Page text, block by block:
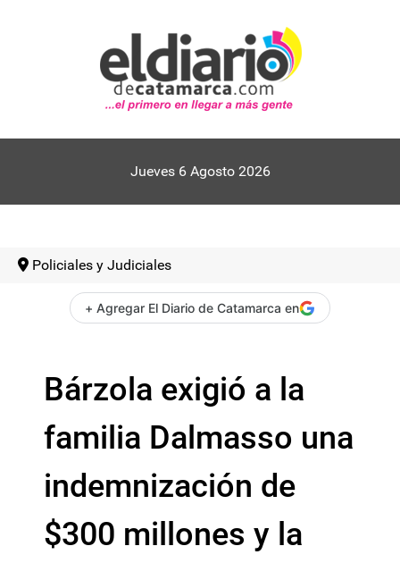
Jueves 6 Agosto 2026
Policiales y Judiciales
+ Agregar El Diario de Catamarca en
Bárzola exigió a la
familia Dalmasso una
indemnización de
$300 millones y la